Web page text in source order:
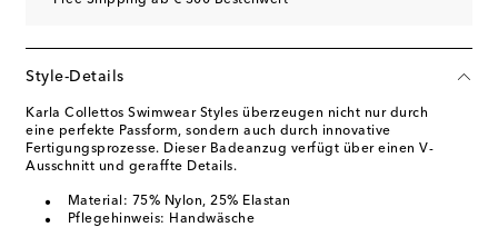
Style-Details
Karla Collettos Swimwear Styles überzeugen nicht nur durch
eine perfekte Passform, sondern auch durch innovative
Fertigungsprozesse. Dieser Badeanzug verfügt über einen V-
Ausschnitt und geraffte Details.
Material: 75% Nylon, 25% Elastan
Pflegehinweis: Handwäsche